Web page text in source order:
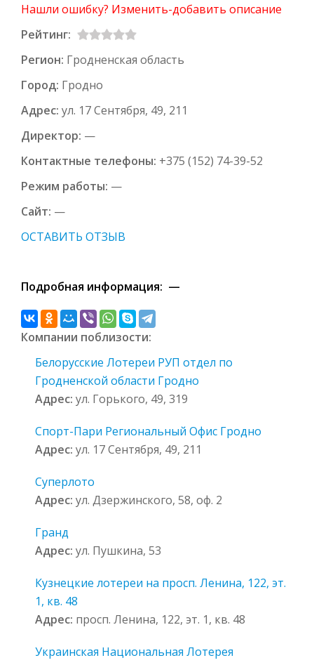
Нашли ошибку? Изменить-добавить описание
Рейтинг:
Регион: Гродненская область
Город: Гродно
Адрес: ул. 17 Сентября, 49, 211
Директор: —
Контактные телефоны: +375 (152) 74-39-52
Режим работы: —
Сайт: —
ОСТАВИТЬ ОТЗЫВ
Подробная информация: —
Компании поблизости:
Белорусские Лотереи РУП отдел по
Гродненской области Гродно
Адрес: ул. Горького, 49, 319
Спорт-Пари Региональный Офис Гродно
Адрес: ул. 17 Сентября, 49, 211
Суперлото
Адрес: ул. Дзержинского, 58, оф. 2
Гранд
Адрес: ул. Пушкина, 53
Кузнецкие лотереи на просп. Ленина, 122, эт.
1, кв. 48
Адрес: просп. Ленина, 122, эт. 1, кв. 48
Украинская Национальная Лотерея